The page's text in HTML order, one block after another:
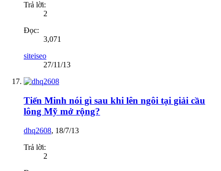
Trả lời:
2
Đọc:
3,071
siteiseo
27/11/13
Tiến Minh nói gì sau khi lên ngôi tại giải cầu
lông Mỹ mở rộng?
dhq2608, 18/7/13
Trả lời:
2